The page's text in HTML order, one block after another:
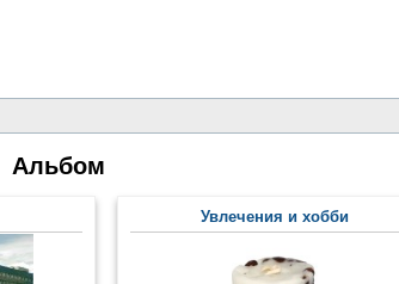
Альбом
Увлечения и хобби